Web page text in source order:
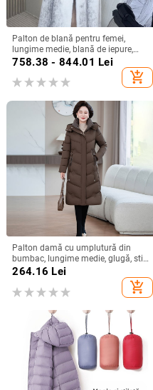
Palton de blană pentru femei,
lungime medie, blană de iepure,
rever mare, mâneci tip prințesă, fără
758.38 - 844.01 Lei
add_shopping_cart
Palton damă cu umplutură din
bumbac, lungime medie, glugă, stil
urban elegant, siluetă subțire în
264.16 Lei
add_shopping_cart